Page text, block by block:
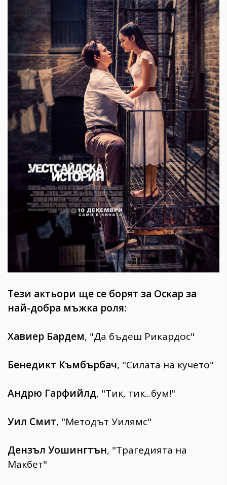
Тези актьори ще се борят за Оскар за
най-добра мъжка роля:
Хавиер Бардем, "Да бъдеш Рикардос"
Бенедикт Къмбърбач, "Силата на кучето"
Андрю Гарфийлд, "Тик, тик...бум!"
Уил Смит, "Методът Уилямс"
Дензъл Уошингтън, "Трагедията на
Макбет"